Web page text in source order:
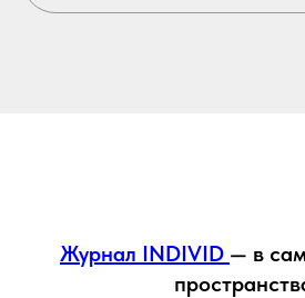
Журнал INDIVID — в